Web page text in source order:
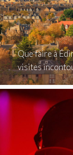
Que faire à
visites